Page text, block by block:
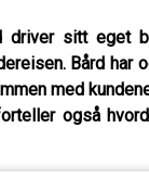
driver sitt eget
Bård har
med
også